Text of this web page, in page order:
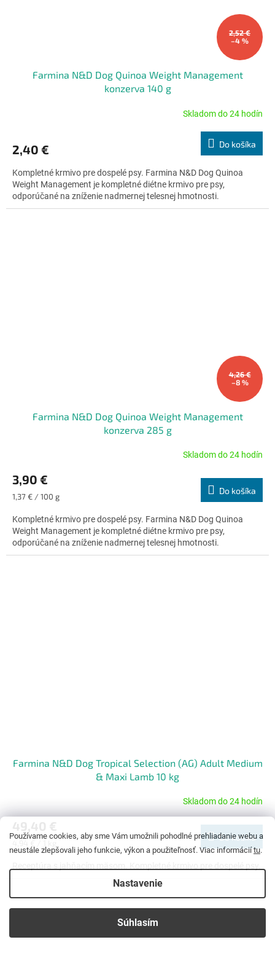
Používame cookies, aby sme Vám umožnili pohodlné prehliadanie webu a
neustále zlepšovali jeho funkcie, výkon a použiteľnosť. Viac informáciítu.
Nastavenie
Súhlasím
2,52 €
–4 %
Farmina N&D Dog Quinoa Weight Management
konzerva 140 g
je
z
5
hviezdičiek.
Skladom do 24 hodín
2,40 € Do košíka
Kompletné krmivo pre dospelé psy. Farmina N&D Dog Quinoa
Weight Management je kompletné diétne krmivo pre psy,
odporúčané na zníženie nadmernej telesnej hmotnosti.
4,26 €
–8 %
Farmina N&D Dog Quinoa Weight Management
konzerva 285 g
produktu
5,0
z
5
hviezdičiek.
Skladom do 24 hodín
3,90 €
Jednotková
1,37 € / 100 g
Do košíka
Kompletné krmivo pre dospelé psy. Farmina N&D Dog Quinoa
Weight Management je kompletné diétne krmivo pre psy,
odporúčané na zníženie nadmernej telesnej hmotnosti.
Farmina N&D Dog Tropical Selection (AG) Adult Medium
& Maxi Lamb 10 kg
hodnotenie
je
5,0
5
Skladom do 24 hodín
Jednotková
cena:
Do košíka